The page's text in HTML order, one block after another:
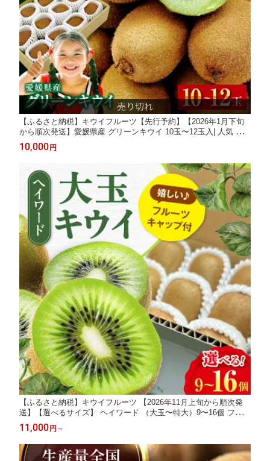
【ふるさと納税】キウイフルーツ【先行予約】【2026年1月下旬
から順次発送】愛媛県産 グリーンキウイ 10玉〜12玉入| 人気 お
すすめ ランキング おいしい 果物 フルーツ スイーツ デザート 送
料無料 お取り寄せ 大洲市/株式会社フジ・アグリフーズ[AGBA01
10,000 円
【ふるさと納税】キウイフルーツ 【2026年11月上旬から順次発
送】【選べるサイズ】 ヘイワード （大玉〜特大）9〜16個 フルー
ツキャップ付 国産 くだもの フルーツ 大洲市/西村農園[AGDC00
1] キウイ キウイフルーツ 果物 産地直送 おすすめ 人気 お取り寄
せ 送料無料
11,000 円 ～